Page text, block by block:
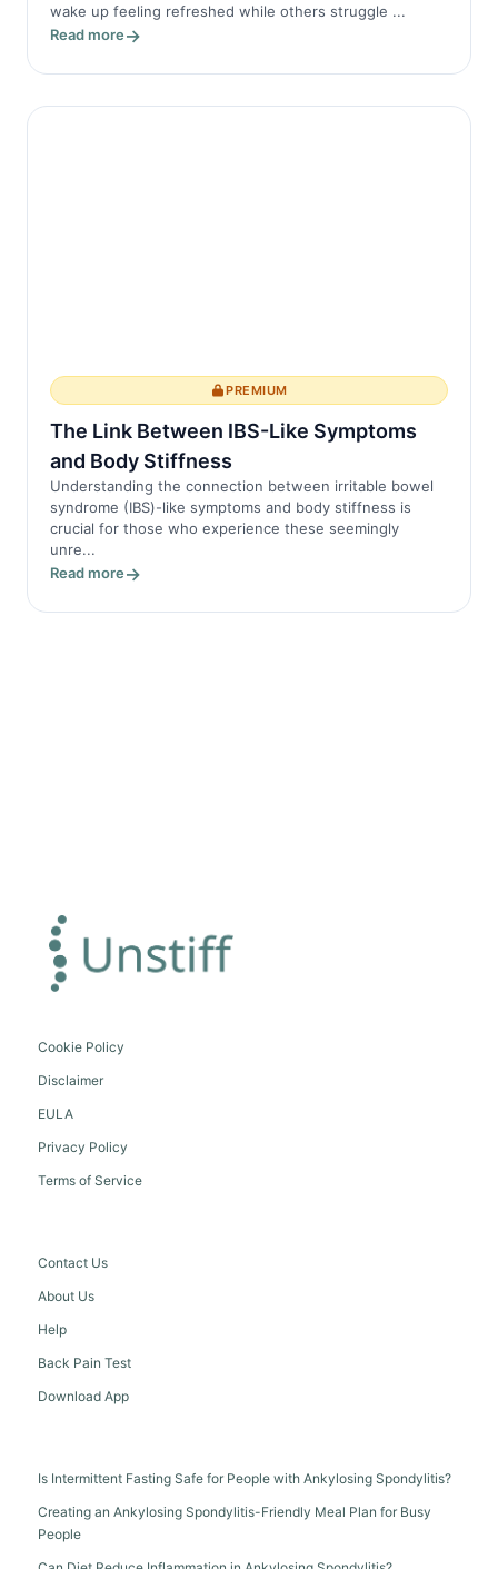
wake up feeling refreshed while others struggle ...
Read more
PREMIUM
The Link Between IBS-Like Symptoms
and Body Stiffness
Understanding the connection between irritable bowel
syndrome (IBS)-like symptoms and body stiffness is
crucial for those who experience these seemingly
unre...
Read more
Cookie Policy
Disclaimer
EULA
Privacy Policy
Terms of Service
Contact Us
About Us
Help
Back Pain Test
Download App
Is Intermittent Fasting Safe for People with Ankylosing Spondylitis?
Creating an Ankylosing Spondylitis-Friendly Meal Plan for Busy
People